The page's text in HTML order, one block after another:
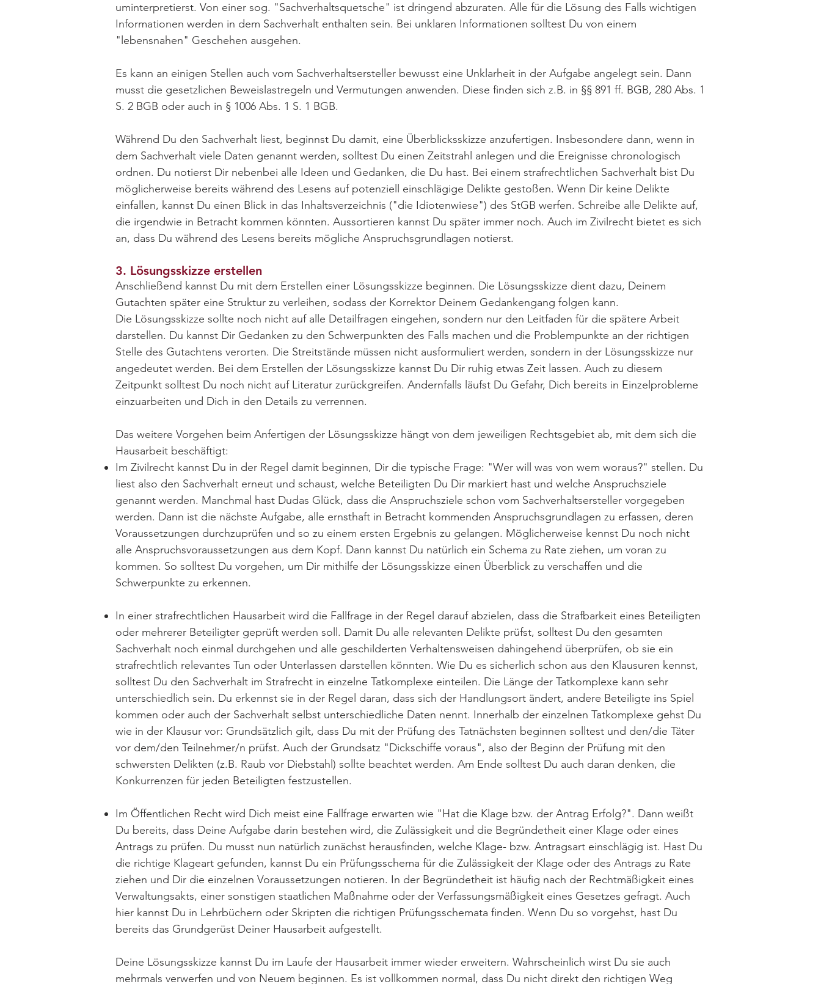
uminterpretierst. Von einer sog. "Sachverhaltsquetsche" ist dringend abzuraten. Alle für die Lösung des Falls wichtigen
Informationen werden in dem Sachverhalt enthalten sein. Bei unklaren Informationen solltest Du von einem
"lebensnahen" Geschehen ausgehen.
Es kann an einigen Stellen auch vom Sachverhaltsersteller bewusst eine Unklarheit in der Aufgabe angelegt sein. Dann
musst die gesetzlichen Beweislastregeln und Vermutungen anwenden. Diese finden sich z.B. in §§ 891 ff. BGB, 280 Abs. 1
S. 2 BGB oder auch in § 1006 Abs. 1 S. 1 BGB.
Während Du den Sachverhalt liest, beginnst Du damit, eine Überblicksskizze anzufertigen. Insbesondere dann, wenn in
dem Sachverhalt viele Daten genannt werden, solltest Du einen Zeitstrahl anlegen und die Ereignisse chronologisch
ordnen. Du notierst Dir nebenbei alle Ideen und Gedanken, die Du hast. Bei einem strafrechtlichen Sachverhalt bist Du
möglicherweise bereits während des Lesens auf potenziell einschlägige Delikte gestoßen. Wenn Dir keine Delikte
einfallen, kannst Du einen Blick in das Inhaltsverzeichnis ("die Idiotenwiese") des StGB werfen. Schreibe alle Delikte auf,
die irgendwie in Betracht kommen könnten. Aussortieren kannst Du später immer noch. Auch im Zivilrecht bietet es sich
an, dass Du während des Lesens bereits mögliche Anspruchsgrundlagen notierst.
3. Lösungsskizze erstellen
Anschließend kannst Du mit dem Erstellen einer Lösungsskizze beginnen. Die Lösungsskizze dient dazu, Deinem
Gutachten später eine Struktur zu verleihen, sodass der Korrektor Deinem Gedankengang folgen kann.
Die Lösungsskizze sollte noch nicht auf alle Detailfragen eingehen, sondern nur den Leitfaden für die spätere Arbeit
darstellen. Du kannst Dir Gedanken zu den Schwerpunkten des Falls machen und die Problempunkte an der richtigen
Stelle des Gutachtens verorten. Die Streitstände müssen nicht ausformuliert werden, sondern in der Lösungsskizze nur
angedeutet werden. Bei dem Erstellen der Lösungsskizze kannst Du Dir ruhig etwas Zeit lassen. Auch zu diesem
Zeitpunkt solltest Du noch nicht auf Literatur zurückgreifen. Andernfalls läufst Du Gefahr, Dich bereits in Einzelprobleme
einzuarbeiten und Dich in den Details zu verrennen.
Das weitere Vorgehen beim Anfertigen der Lösungsskizze hängt von dem jeweiligen Rechtsgebiet ab, mit dem sich die
Hausarbeit beschäftigt:
Im Zivilrecht kannst Du in der Regel damit beginnen, Dir die typische Frage: "Wer will was von wem woraus?" stellen. Du
liest also den Sachverhalt erneut und schaust, welche Beteiligten Du Dir markiert hast und welche Anspruchsziele
genannt werden. Manchmal hast Dudas Glück, dass die Anspruchsziele schon vom Sachverhaltsersteller vorgegeben
werden. Dann ist die nächste Aufgabe, alle ernsthaft in Betracht kommenden Anspruchsgrundlagen zu erfassen, deren
Voraussetzungen durchzuprüfen und so zu einem ersten Ergebnis zu gelangen. Möglicherweise kennst Du noch nicht
alle Anspruchsvoraussetzungen aus dem Kopf. Dann kannst Du natürlich ein Schema zu Rate ziehen, um voran zu
kommen. So solltest Du vorgehen, um Dir mithilfe der Lösungsskizze einen Überblick zu verschaffen und die
Schwerpunkte zu erkennen.
In einer strafrechtlichen Hausarbeit wird die Fallfrage in der Regel darauf abzielen, dass die Strafbarkeit eines Beteiligten
oder mehrerer Beteiligter geprüft werden soll. Damit Du alle relevanten Delikte prüfst, solltest Du den gesamten
Sachverhalt noch einmal durchgehen und alle geschilderten Verhaltensweisen dahingehend überprüfen, ob sie ein
strafrechtlich relevantes Tun oder Unterlassen darstellen könnten. Wie Du es sicherlich schon aus den Klausuren kennst,
solltest Du den Sachverhalt im Strafrecht in einzelne Tatkomplexe einteilen. Die Länge der Tatkomplexe kann sehr
unterschiedlich sein. Du erkennst sie in der Regel daran, dass sich der Handlungsort ändert, andere Beteiligte ins Spiel
kommen oder auch der Sachverhalt selbst unterschiedliche Daten nennt. Innerhalb der einzelnen Tatkomplexe gehst Du
wie in der Klausur vor: Grundsätzlich gilt, dass Du mit der Prüfung des Tatnächsten beginnen solltest und den/die Täter
vor dem/den Teilnehmer/n prüfst. Auch der Grundsatz "Dickschiffe voraus", also der Beginn der Prüfung mit den
schwersten Delikten (z.B. Raub vor Diebstahl) sollte beachtet werden. Am Ende solltest Du auch daran denken, die
Konkurrenzen für jeden Beteiligten festzustellen.
Im Öffentlichen Recht wird Dich meist eine Fallfrage erwarten wie "Hat die Klage bzw. der Antrag Erfolg?". Dann weißt
Du bereits, dass Deine Aufgabe darin bestehen wird, die Zulässigkeit und die Begründetheit einer Klage oder eines
Antrags zu prüfen. Du musst nun natürlich zunächst herausfinden, welche Klage- bzw. Antragsart einschlägig ist. Hast Du
die richtige Klageart gefunden, kannst Du ein Prüfungsschema für die Zulässigkeit der Klage oder des Antrags zu Rate
ziehen und Dir die einzelnen Voraussetzungen notieren. In der Begründetheit ist häufig nach der Rechtmäßigkeit eines
Verwaltungsakts, einer sonstigen staatlichen Maßnahme oder der Verfassungsmäßigkeit eines Gesetzes gefragt. Auch
hier kannst Du in Lehrbüchern oder Skripten die richtigen Prüfungsschemata finden. Wenn Du so vorgehst, hast Du
bereits das Grundgerüst Deiner Hausarbeit aufgestellt.
Deine Lösungsskizze kannst Du im Laufe der Hausarbeit immer wieder erweitern. Wahrscheinlich wirst Du sie auch
mehrmals verwerfen und von Neuem beginnen. Es ist vollkommen normal, dass Du nicht direkt den richtigen Weg